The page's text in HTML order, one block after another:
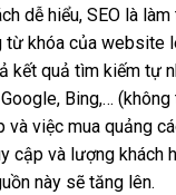
dễ hiểu, SEO là
từ khóa của website
kết quả tìm kiếm tự
Bing,… (không
việc mua quảng
cập và lượng khách
này sẽ tăng lên.